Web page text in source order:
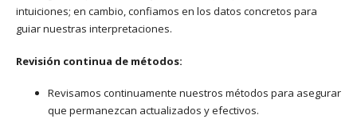
intuiciones; en cambio, confiamos en los datos concretos para
guiar nuestras interpretaciones.
Revisión continua de métodos:
Revisamos continuamente nuestros métodos para asegurar
que permanezcan actualizados y efectivos.